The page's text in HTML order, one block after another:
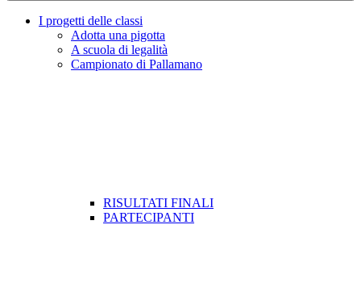
I progetti delle classi
Adotta una pigotta
A scuola di legalità
Campionato di Pallamano
RISULTATI FINALI
PARTECIPANTI